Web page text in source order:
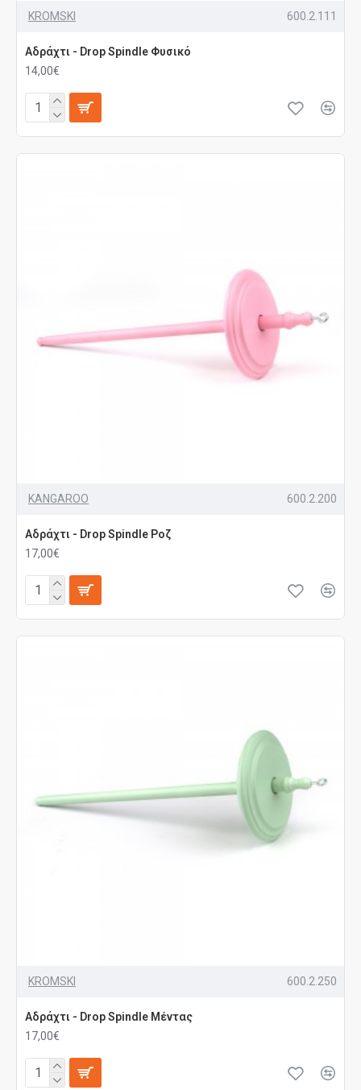
KROMSKI 600.2.111
Αδράχτι - Drop Spindle Φυσικό
14,00€
KANGAROO 600.2.200
Αδράχτι - Drop Spindle Ροζ
17,00€
KROMSKI 600.2.250
Αδράχτι - Drop Spindle Μέντας
17,00€